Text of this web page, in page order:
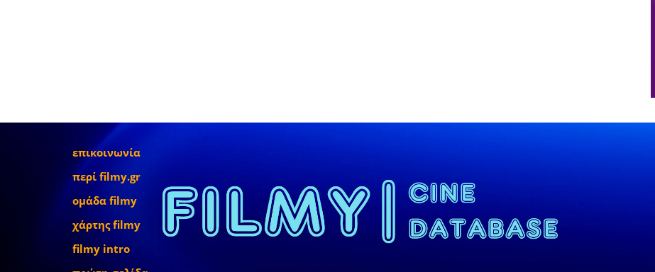
επικοινωνία
περί filmy.gr
ομάδα filmy
χάρτης filmy
filmy intro